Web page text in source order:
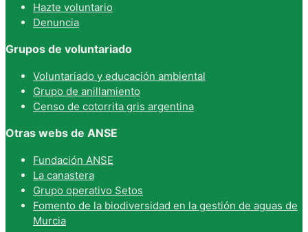
Hazte voluntario
Denuncia
Grupos de voluntariado
Voluntariado y educación ambiental
Grupo de anillamiento
Censo de cotorrita gris argentina
Otras webs de ANSE
Fundación ANSE
La canastera
Grupo operativo Setos
Fomento de la biodiversidad en la gestión de aguas de
Murcia